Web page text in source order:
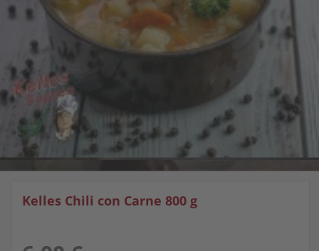
Kelles Erbsensuppe ohne Bockwurst 800g
4,20 €
Grundpreis pro 1 l:
Kelles Chili con Carne 800 g